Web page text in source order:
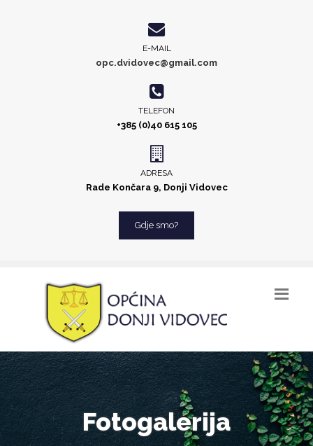
E-MAIL
opc.dvidovec@gmail.com
TELEFON
+385 (0)40 615 105
ADRESA
Rade Končara 9, Donji Vidovec
Gdje smo?
Fotogalerija